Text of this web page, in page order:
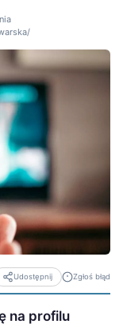
Udostępnij Zgłoś błąd
na profilu